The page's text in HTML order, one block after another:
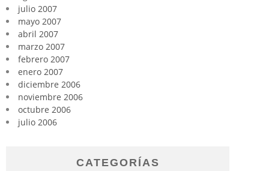
julio 2007
mayo 2007
abril 2007
marzo 2007
febrero 2007
enero 2007
diciembre 2006
noviembre 2006
octubre 2006
julio 2006
CATEGORÍAS